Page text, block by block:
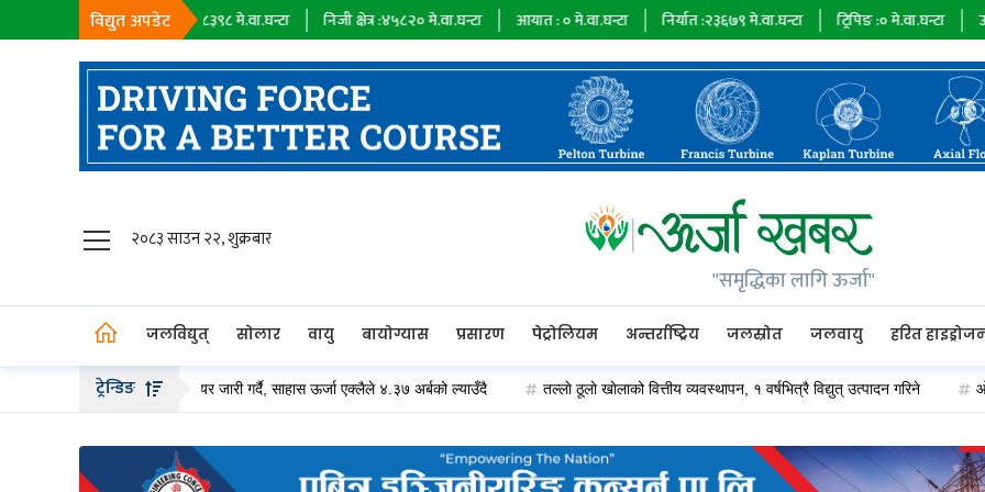
विद्युत अपडेट
सहायक कम्पनी :१८३९८मे.वा.घन्टा निजी क्षेत्र : ४५८२०मे.वा.घन्टा आयात :० मे.वा.घन्टा निर्यात :२३६७९मे.वा.घन्टा ट्रिपिङ :० मे.वा.घन्टा ऊर्जा माग :
२०८३ साउन २२, शुक्रबार
"समृद्धिका लागि ऊर्जा"
जलविद्युत् सोलार वायु बायोग्यास प्रसारण पेट्रोलियम अन्तर्राष्ट्रिय जलस्रोत जलवायु हरित
वायु
बायोग्यास
पेट्रोलियम
ट्रेन्डिङ
अर्ब बढीको हकप्रद सेयर जारी गर्दै, साहास ऊर्जा एक्लैले ४.३७ अर्बको ल्याउँदै तल्लाे ठूलाे खाेलाको वित्तीय व्यवस्थापन, १ वर्षभित्रै विद्युत् उत्पादन गरिने ओएन्डएम